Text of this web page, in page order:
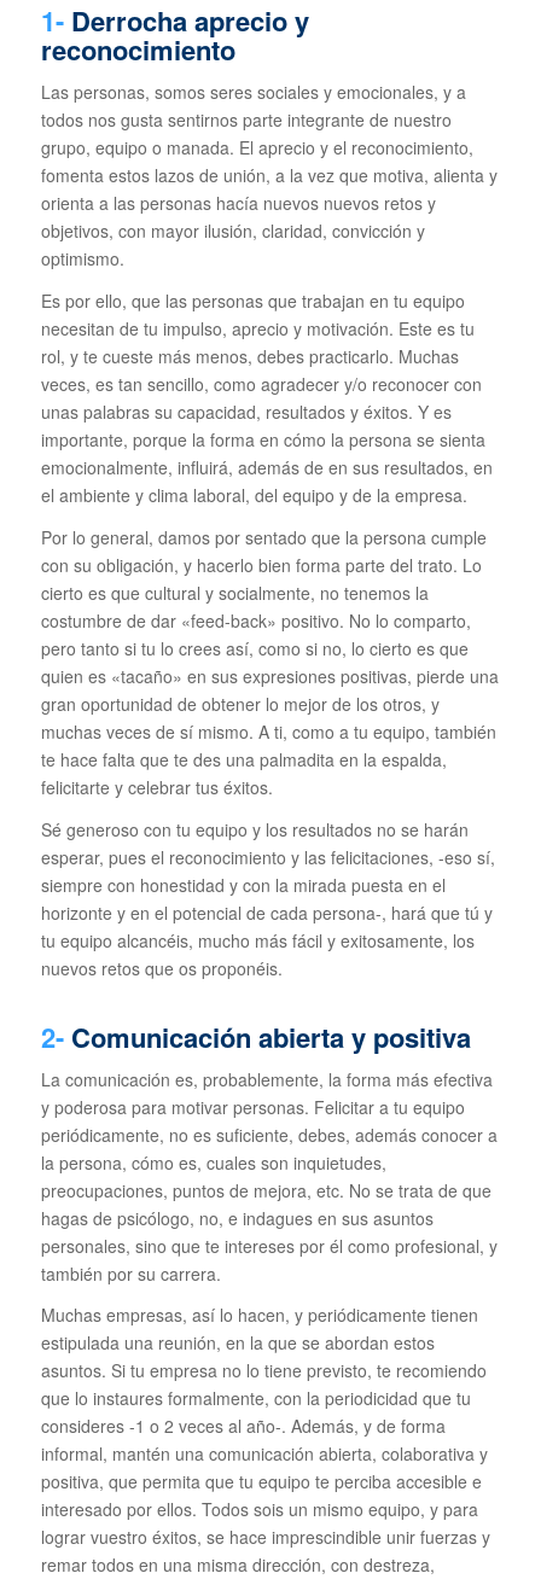
1- Derrocha aprecio y
reconocimiento
Las personas, somos seres sociales y emocionales, y a
todos nos gusta sentirnos parte integrante de nuestro
grupo, equipo o manada. El aprecio y el reconocimiento,
fomenta estos lazos de unión, a la vez que motiva, alienta y
orienta a las personas hacía nuevos nuevos retos y
objetivos, con mayor ilusión, claridad, convicción y
optimismo.
Es por ello, que las personas que trabajan en tu equipo
necesitan de tu impulso, aprecio y motivación. Este es tu
rol, y te cueste más menos, debes practicarlo. Muchas
veces, es tan sencillo, como agradecer y/o reconocer con
unas palabras su capacidad, resultados y éxitos. Y es
importante, porque la forma en cómo la persona se sienta
emocionalmente, influirá, además de en sus resultados, en
el ambiente y clima laboral, del equipo y de la empresa.
Por lo general, damos por sentado que la persona cumple
con su obligación, y hacerlo bien forma parte del trato. Lo
cierto es que cultural y socialmente, no tenemos la
costumbre de dar «feed-back» positivo. No lo comparto,
pero tanto si tu lo crees así, como si no, lo cierto es que
quien es «tacaño» en sus expresiones positivas, pierde una
gran oportunidad de obtener lo mejor de los otros, y
muchas veces de sí mismo. A ti, como a tu equipo, también
te hace falta que te des una palmadita en la espalda,
felicitarte y celebrar tus éxitos.
Sé generoso con tu equipo y los resultados no se harán
esperar, pues el reconocimiento y las felicitaciones, -eso sí,
siempre con honestidad y con la mirada puesta en el
horizonte y en el potencial de cada persona-, hará que tú y
tu equipo alcancéis, mucho más fácil y exitosamente, los
nuevos retos que os proponéis.
2- Comunicación abierta y positiva
La comunicación es, probablemente, la forma más efectiva
y poderosa para motivar personas. Felicitar a tu equipo
periódicamente, no es suficiente, debes, además conocer a
la persona, cómo es, cuales son inquietudes,
preocupaciones, puntos de mejora, etc. No se trata de que
hagas de psicólogo, no, e indagues en sus asuntos
personales, sino que te intereses por él como profesional, y
también por su carrera.
Muchas empresas, así lo hacen, y periódicamente tienen
estipulada una reunión, en la que se abordan estos
asuntos. Si tu empresa no lo tiene previsto, te recomiendo
que lo instaures formalmente, con la periodicidad que tu
consideres -1 o 2 veces al año-. Además, y de forma
informal, mantén una comunicación abierta, colaborativa y
positiva, que permita que tu equipo te perciba accesible e
interesado por ellos. Todos sois un mismo equipo, y para
lograr vuestro éxitos, se hace imprescindible unir fuerzas y
remar todos en una misma dirección, con destreza,